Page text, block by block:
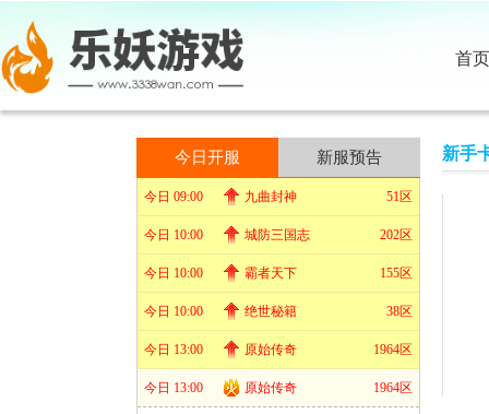
首页
今日开服 新服预告
今日 09:00 九曲封神 51区
今日 10:00 城防三国志 202区
今日 10:00 霸者天下 155区
今日 10:00 绝世秘籍 38区
今日 13:00 原始传奇 1964区
今日 13:00 原始传奇 1964区
新手